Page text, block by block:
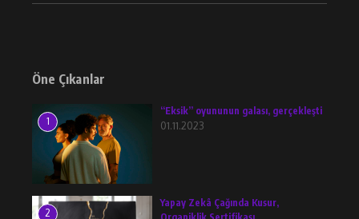
Öne Çıkanlar
1
“Eksik” oyununun galası, gerçekleşti
01.11.2023
2
Yapay Zekâ Çağında Kusur,